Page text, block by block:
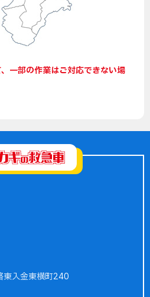
一部の作業はご対応できない場
東入金東横町240